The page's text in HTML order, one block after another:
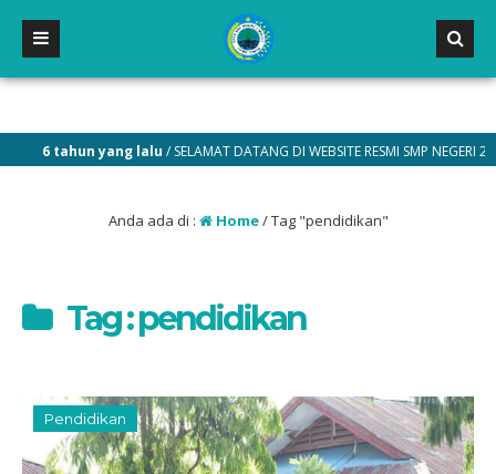
lalu/ SELAMAT DATANG DI WEBSITE RESMI SMP NEGERI 2 MALILI
Anda ada di : Home/Tag "pendidikan"
Tag : pendidikan
Pendidikan